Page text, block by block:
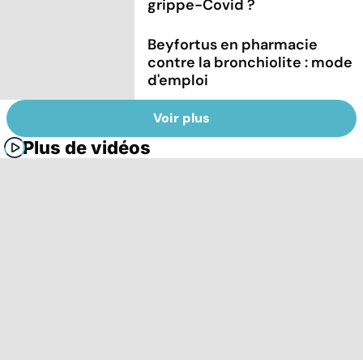
grippe-Covid ?
Beyfortus en pharmacie
contre la bronchiolite : mode
d'emploi
Voir plus
Plus de vidéos